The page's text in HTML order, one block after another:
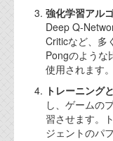
強化学習アル
Deep Q-
Criticなど、多
Pongのような
使用されます。
トレーニング
し、ゲームの
習させます。
ジェントのパ